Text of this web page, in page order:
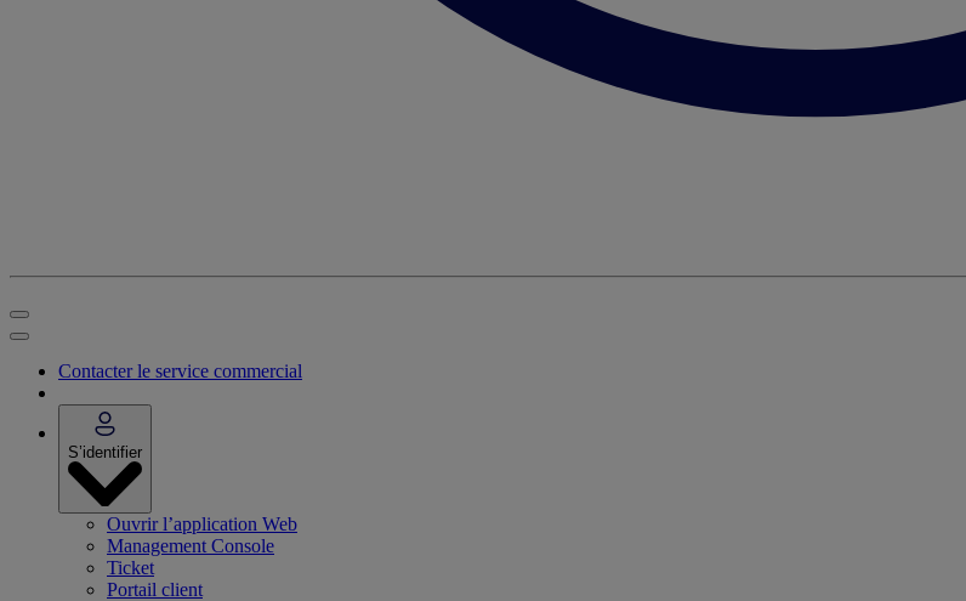
Contacter le service commercial
S’identifier
Ouvrir l’application Web
Management Console
Ticket
Portail client